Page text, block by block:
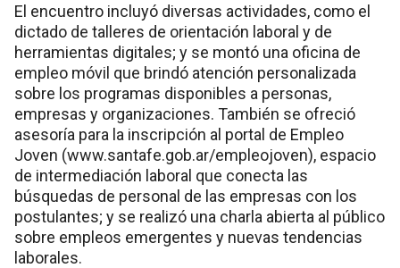
El encuentro incluyó diversas actividades, como el
dictado de talleres de orientación laboral y de
herramientas digitales; y se montó una oficina de
empleo móvil que brindó atención personalizada
sobre los programas disponibles a personas,
empresas y organizaciones. También se ofreció
asesoría para la inscripción al portal de Empleo
Joven (www.santafe.gob.ar/empleojoven), espacio
de intermediación laboral que conecta las
búsquedas de personal de las empresas con los
postulantes; y se realizó una charla abierta al público
sobre empleos emergentes y nuevas tendencias
laborales.